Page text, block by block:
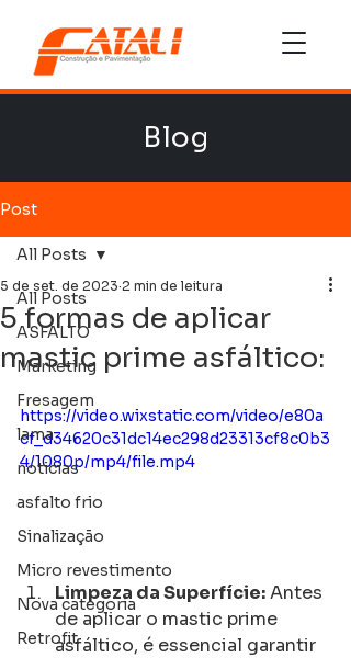
Blog
Post
All Posts
ASFALTO
Marketing
Fresagem
lama
noticias
asfalto frio
Sinalização
Micro revestimento
Nova categoria
Retrofit
All Posts
5 formas de aplicar
mastic prime asfáltico:
5 de set. de 2023 2 min de leitura
https://video.wixstatic.com/video/e80a
cf_d34620c31dc14ec298d23313cf8c0b3
4/1080p/mp4/file.mp4
Limpeza da Superfície: Antes
de aplicar o mastic prime
asfáltico, é essencial garantir